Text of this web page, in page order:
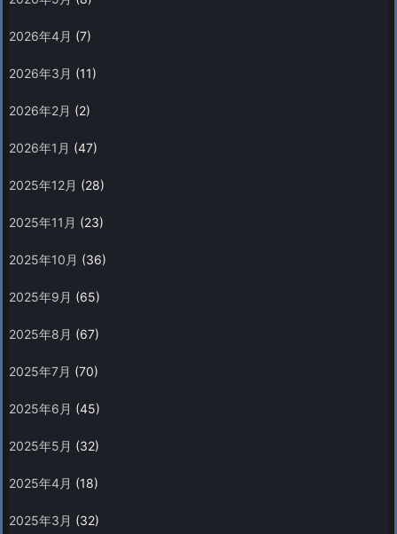
2026年4月 (7)
2026年3月 (11)
2026年2月 (2)
2026年1月 (47)
2025年12月 (28)
2025年11月 (23)
2025年10月 (36)
2025年9月 (65)
2025年8月 (67)
2025年7月 (70)
2025年6月 (45)
2025年5月 (32)
2025年4月 (18)
2025年3月 (32)